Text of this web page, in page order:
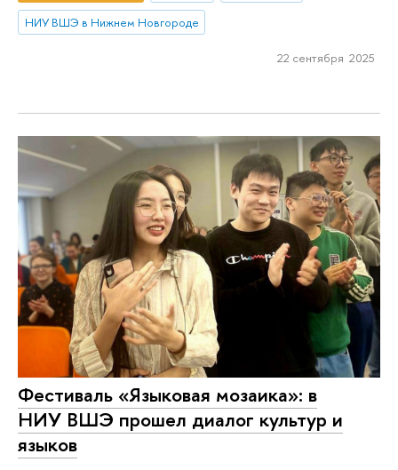
НИУ ВШЭ в Нижнем Новгороде
22 сентября 2025
Фестиваль «Языковая мозаика»: в
НИУ ВШЭ прошел диалог культур и
языков